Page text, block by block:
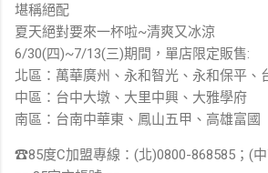
堪稱絕配
夏天絕對要來一杯啦~清爽又冰涼
6/30(四)~7/13(三)期間，單店限定販售:
北區：萬華廣州、永和智光、永和保平、
中區：台中大墩、大里中興、大雅學府
南區：台南中華東、鳳山五甲、高雄富國
☎85度C加盟專線：(北)0800-868585；(